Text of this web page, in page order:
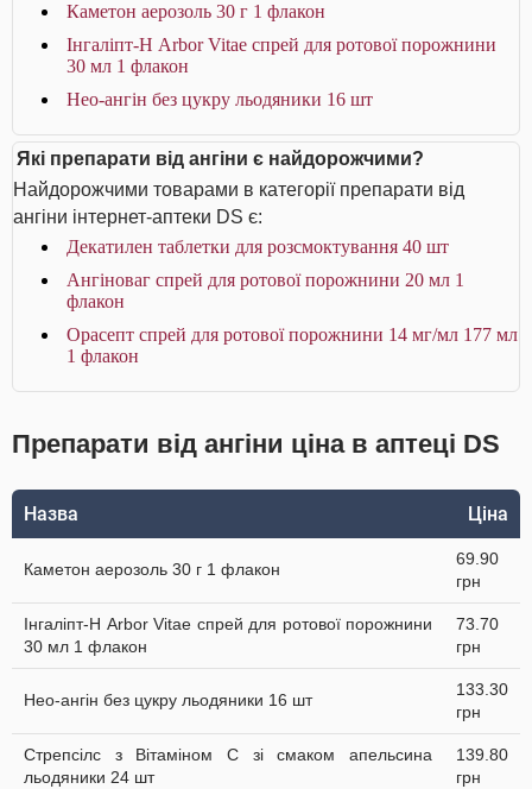
Каметон аерозоль 30 г 1 флакон
Інгаліпт-Н Arbor Vitae спрей для ротової порожнини
30 мл 1 флакон
Нео-ангін без цукру льодяники 16 шт
Які препарати від ангіни є найдорожчими?
Найдорожчими товарами в категорії препарати від
ангіни інтернет-аптеки DS є:
Декатилен таблетки для розсмоктування 40 шт
Ангіноваг спрей для ротової порожнини 20 мл 1
флакон
Орасепт спрей для ротової порожнини 14 мг/мл 177 мл
1 флакон
Препарати від ангіни ціна в аптеці DS
Назва Ціна
Каметон аерозоль 30 г 1 флакон
69.90
грн
Інгаліпт-Н Arbor Vitae спрей для ротової порожнини
30 мл 1 флакон
73.70
грн
Нео-ангін без цукру льодяники 16 шт
133.30
грн
Стрепсілс з Вітаміном C зі смаком апельсина
льодяники 24 шт
139.80
грн